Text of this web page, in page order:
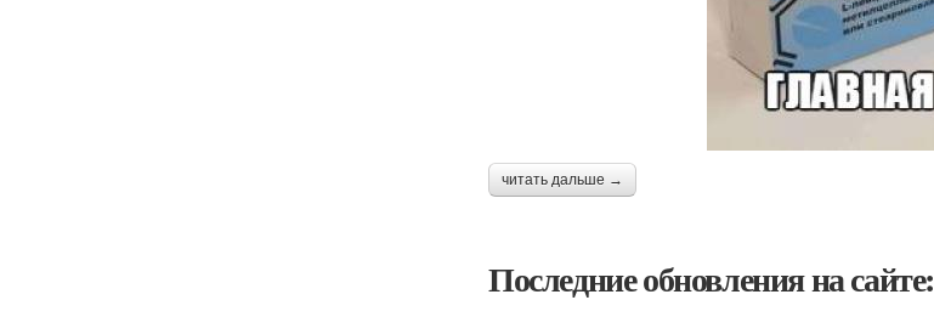
читать дальше →
Последние обновления на сайте: